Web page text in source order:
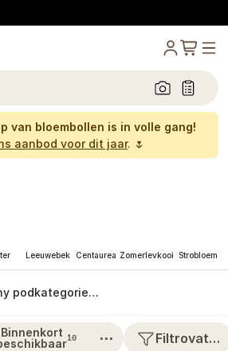
van bloembollen is in volle gang!
aanbod voor dit jaar. 🌷
Leeuwebek Centaurea Zomerlevkooi Strobloem
podkategorie…
Binnenkort
10 ⋯ Filtrovat…